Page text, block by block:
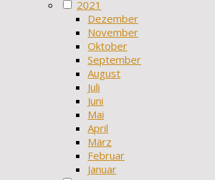
2021
Dezember
November
Oktober
September
August
Juli
Juni
Mai
April
März
Februar
Januar